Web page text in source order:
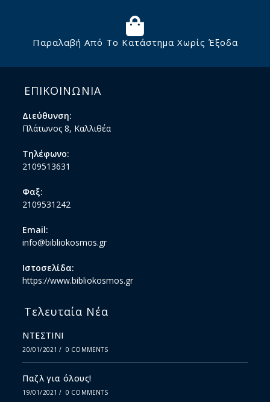
Παραλαβή Από Το Κατάστημα Χωρίς Έξοδα
ΕΠΙΚΟΙΝΩΝΙΑ
Διεύθυνση:
Πλάτωνος 8, Καλλιθέα
Τηλέφωνο:
2109513631
Φαξ:
2109531242
Email:
info@bibliokosmos.gr
Ιστοσελίδα:
https://www.bibliokosmos.gr
Τελευταία Νέα
ΝΤΕΣΤΙΝΙ
20/01/2021 / 0 COMMENTS
Παζλ για όλους!
19/01/2021 / 0 COMMENTS